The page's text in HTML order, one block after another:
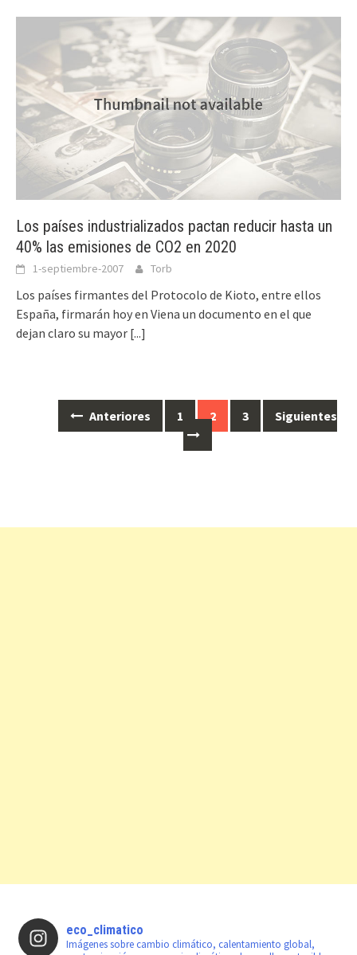
Los países industrializados pactan reducir hasta un
40% las emisiones de CO2 en 2020
1-septiembre-2007 Torb
Los países firmantes del Protocolo de Kioto, entre ellos
España, firmarán hoy en Viena un documento en el que
dejan claro su mayor [...]
Anteriores 1 2 3 Siguientes
eco_climatico
Imágenes sobre cambio climático, calentamiento global,